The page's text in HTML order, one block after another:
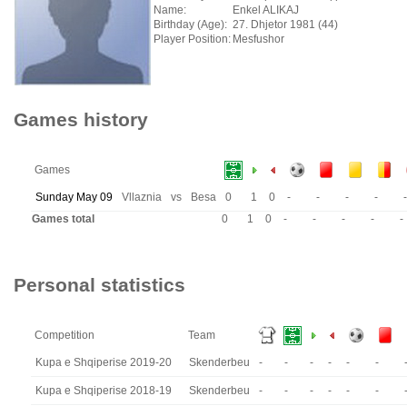
Name:
Enkel ALIKAJ
Birthday (Age): 27. Dhjetor 1981 (44)
Player Position: Mesfushor
Games history
Games
Sunday May 09 Vllaznia vs Besa 0 1 0 - - - -
-
Games total
0 1 0 - - - - -
Personal statistics
Competition Team
Kupa e Shqiperise 2019-20 Skenderbeu - - - - - - -
Kupa e Shqiperise 2018-19 Skenderbeu - - - - - - -